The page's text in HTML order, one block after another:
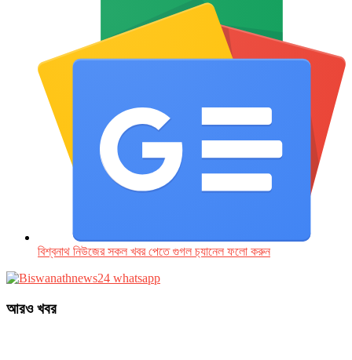
বিশ্বনাথ নিউজের সকল খবর পেতে গুগল চ‌্যানেল ফলো করুন
আরও খবর